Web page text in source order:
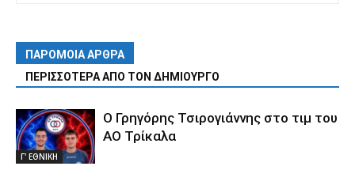
ΠΑΡΟΜΟΙΑ ΑΡΘΡΑ
ΠΕΡΙΣΣΟΤΕΡΑ ΑΠΟ ΤΟΝ ΔΗΜΙΟΥΡΓΟ
Γ' ΕΘΝΙΚΗ
Ο Γρηγόρης Τσιρογιάννης στο τιμ του
ΑΟ Τρίκαλα